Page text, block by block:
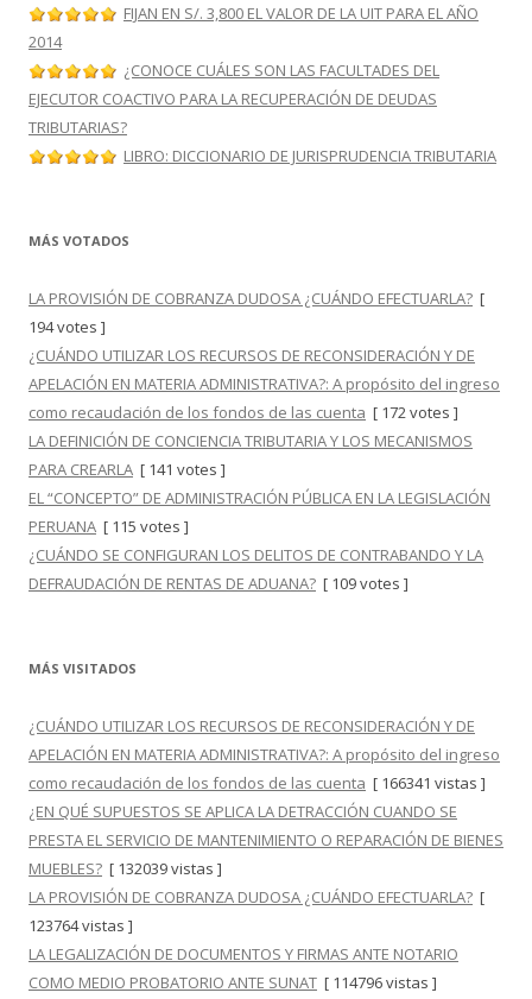
FIJAN EN S/. 3,800 EL VALOR DE LA UIT PARA EL AÑO
2014
¿CONOCE CUÁLES SON LAS FACULTADES DEL
EJECUTOR COACTIVO PARA LA RECUPERACIÓN DE DEUDAS
TRIBUTARIAS?
LIBRO: DICCIONARIO DE JURISPRUDENCIA TRIBUTARIA
MÁS VOTADOS
LA PROVISIÓN DE COBRANZA DUDOSA ¿CUÁNDO EFECTUARLA? [
194 votes ]
¿CUÁNDO UTILIZAR LOS RECURSOS DE RECONSIDERACIÓN Y DE
APELACIÓN EN MATERIA ADMINISTRATIVA?: A propósito del ingreso
como recaudación de los fondos de las cuenta [ 172 votes ]
LA DEFINICIÓN DE CONCIENCIA TRIBUTARIA Y LOS MECANISMOS
PARA CREARLA [ 141 votes ]
EL “CONCEPTO” DE ADMINISTRACIÓN PÚBLICA EN LA LEGISLACIÓN
PERUANA [ 115 votes ]
¿CUÁNDO SE CONFIGURAN LOS DELITOS DE CONTRABANDO Y LA
DEFRAUDACIÓN DE RENTAS DE ADUANA? [ 109 votes ]
MÁS VISITADOS
¿CUÁNDO UTILIZAR LOS RECURSOS DE RECONSIDERACIÓN Y DE
APELACIÓN EN MATERIA ADMINISTRATIVA?: A propósito del ingreso
como recaudación de los fondos de las cuenta [ 166341 vistas ]
¿EN QUÉ SUPUESTOS SE APLICA LA DETRACCIÓN CUANDO SE
PRESTA EL SERVICIO DE MANTENIMIENTO O REPARACIÓN DE BIENES
MUEBLES? [ 132039 vistas ]
LA PROVISIÓN DE COBRANZA DUDOSA ¿CUÁNDO EFECTUARLA? [
123764 vistas ]
LA LEGALIZACIÓN DE DOCUMENTOS Y FIRMAS ANTE NOTARIO
COMO MEDIO PROBATORIO ANTE SUNAT [ 114796 vistas ]